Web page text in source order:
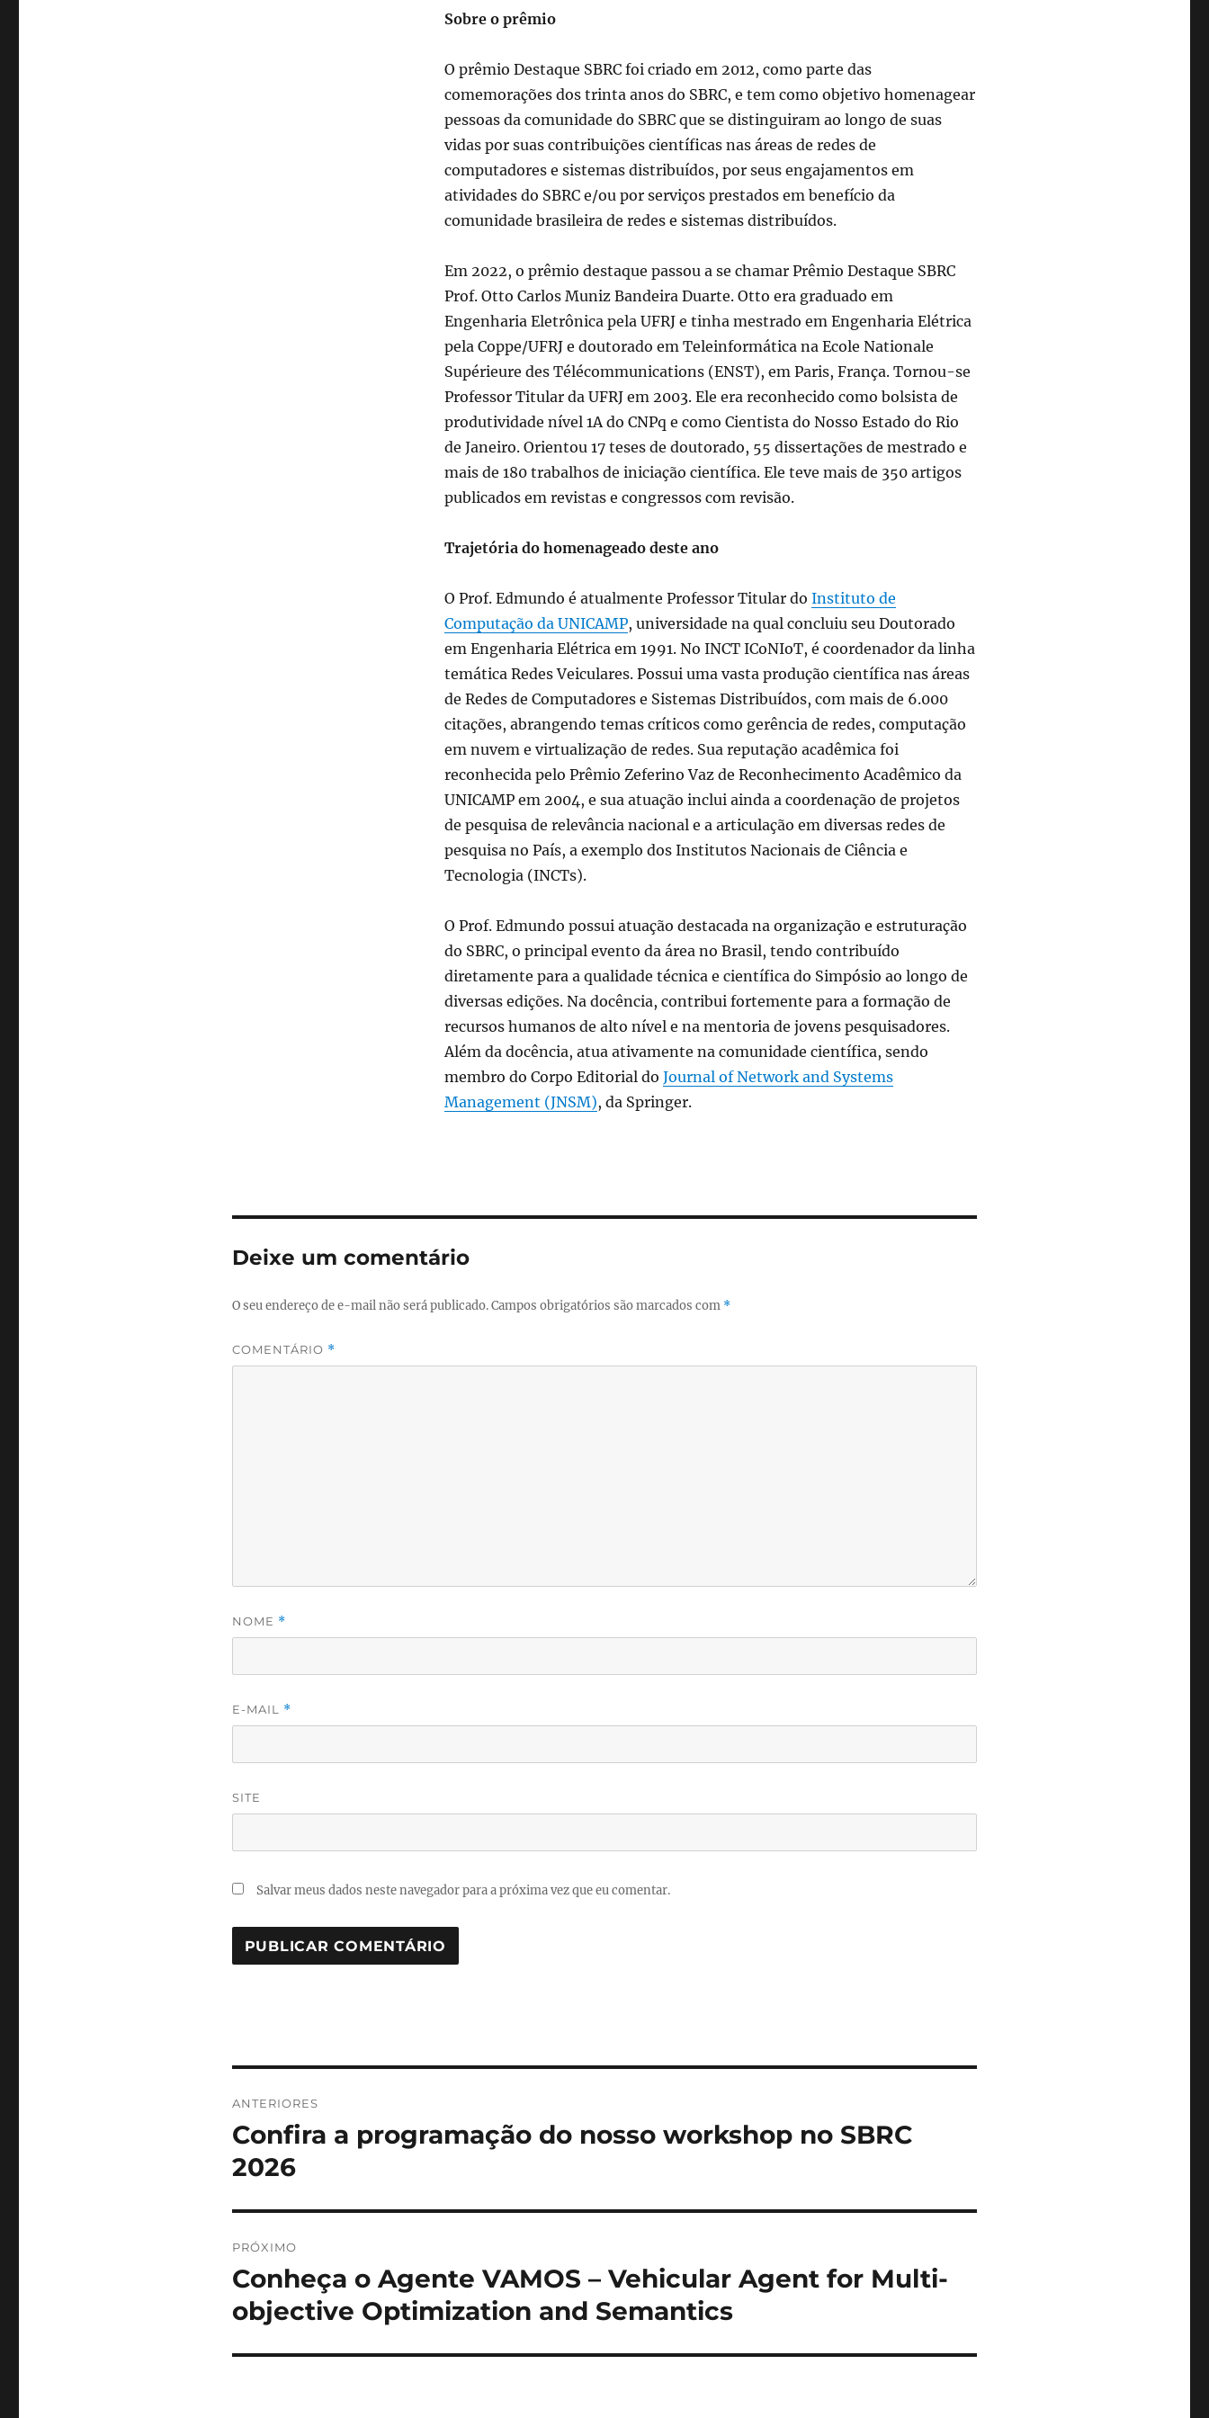
Sobre o prêmio
O prêmio Destaque SBRC foi criado em 2012, como parte das
comemorações dos trinta anos do SBRC, e tem como objetivo homenagear
pessoas da comunidade do SBRC que se distinguiram ao longo de suas
vidas por suas contribuições científicas nas áreas de redes de
computadores e sistemas distribuídos, por seus engajamentos em
atividades do SBRC e/ou por serviços prestados em benefício da
comunidade brasileira de redes e sistemas distribuídos.
Em 2022, o prêmio destaque passou a se chamar Prêmio Destaque SBRC
Prof. Otto Carlos Muniz Bandeira Duarte. Otto era graduado em
Engenharia Eletrônica pela UFRJ e tinha mestrado em Engenharia Elétrica
pela Coppe/UFRJ e doutorado em Teleinformática na Ecole Nationale
Supérieure des Télécommunications (ENST), em Paris, França. Tornou-se
Professor Titular da UFRJ em 2003. Ele era reconhecido como bolsista de
produtividade nível 1A do CNPq e como Cientista do Nosso Estado do Rio
de Janeiro. Orientou 17 teses de doutorado, 55 dissertações de mestrado e
mais de 180 trabalhos de iniciação científica. Ele teve mais de 350 artigos
publicados em revistas e congressos com revisão.
Trajetória do homenageado deste ano
O Prof. Edmundo é atualmente Professor Titular doInstituto de
Computação da UNICAMP, universidade na qual concluiu seu Doutorado
em Engenharia Elétrica em 1991. No INCT ICoNIoT, é coordenador da linha
temática Redes Veiculares. Possui uma vasta produção científica nas áreas
de Redes de Computadores e Sistemas Distribuídos, com mais de 6.000
citações, abrangendo temas críticos como gerência de redes, computação
em nuvem e virtualização de redes. Sua reputação acadêmica foi
reconhecida pelo Prêmio Zeferino Vaz de Reconhecimento Acadêmico da
UNICAMP em 2004, e sua atuação inclui ainda a coordenação de projetos
de pesquisa de relevância nacional e a articulação em diversas redes de
pesquisa no País, a exemplo dos Institutos Nacionais de Ciência e
Tecnologia (INCTs).
O Prof. Edmundo possui atuação destacada na organização e estruturação
do SBRC, o principal evento da área no Brasil, tendo contribuído
diretamente para a qualidade técnica e científica do Simpósio ao longo de
diversas edições. Na docência, contribui fortemente para a formação de
recursos humanos de alto nível e na mentoria de jovens pesquisadores.
Além da docência, atua ativamente na comunidade científica, sendo
membro do Corpo Editorial doJournal of Network and Systems
Management (JNSM), da Springer.
Deixe um comentário
O seu endereço de e-mail não será publicado.Campos obrigatórios são marcados com *
COMENTÁRIO *
NOME *
E-MAIL *
SITE
Salvar meus dados neste navegador para a próxima vez que eu comentar.
de
Post
ANTERIORES
Post
anterior:
Confira a programação do nosso workshop no SBRC
2026
PRÓXIMO
Próximo
post:
Conheça o Agente VAMOS – Vehicular Agent for Multi-
objective Optimization and Semantics